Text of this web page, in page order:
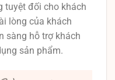
tuyệt đối cho khách
lòng của khách
sàng hỗ trợ khách
sản phẩm.